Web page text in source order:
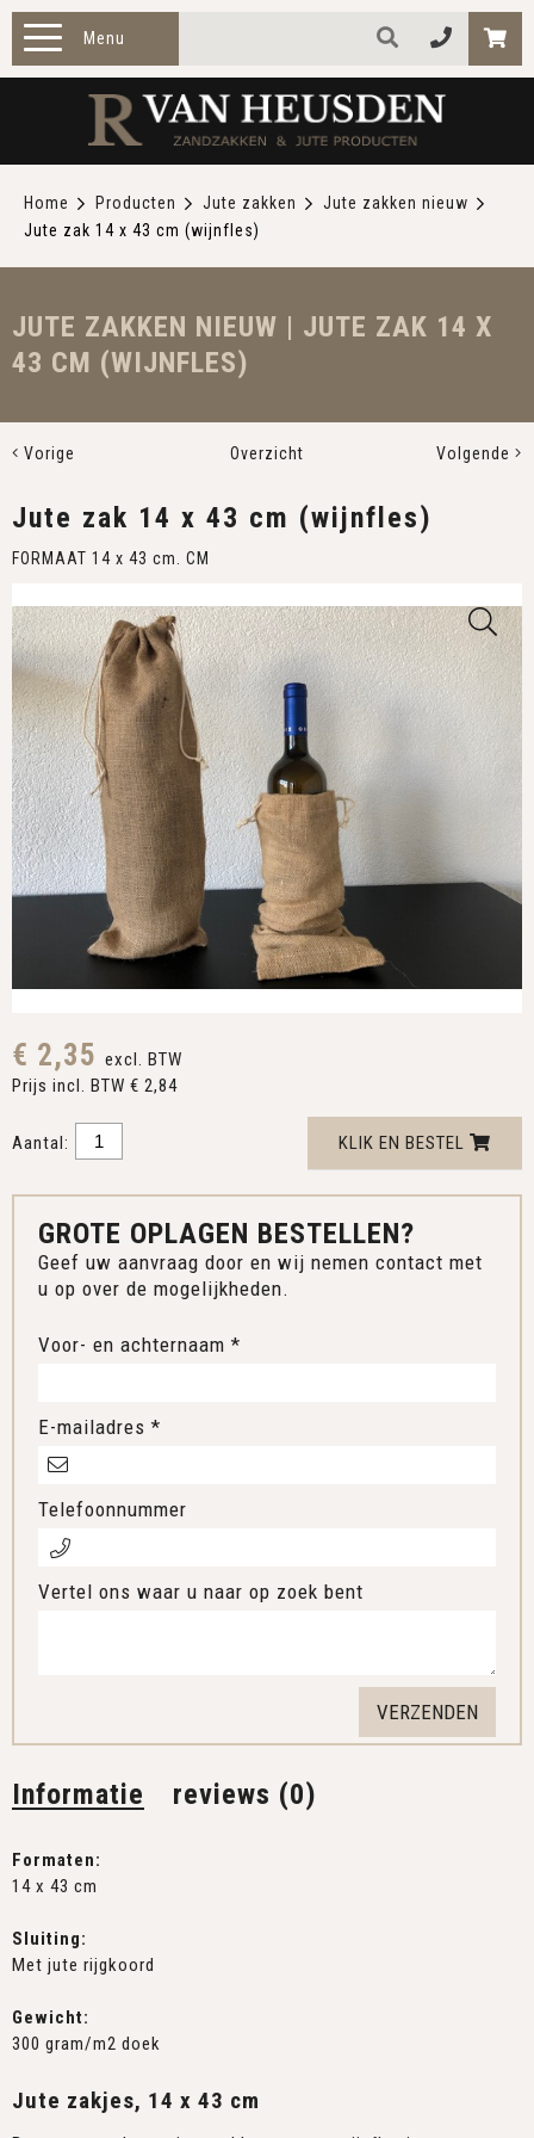
Menu
ZAKELIJK
OVER ONS
Home Producten Jute zakken
Jute zakken nieuw
Jute zak 14 x 43 cm (wijnfles)
JUTE ZAKKEN NIEUW | JUTE ZAK 14 X
43 CM (WIJNFLES)
Vorige Overzicht Volgende
Informatie reviews (0)
Formaten:
14 x 43 cm
Sluiting:
Met jute rijgkoord
Gewicht:
300 gram/m2 doek
Jute zakjes, 14 x 43 cm
Jute zak 14 x 43 cm (wijnfles)
FORMAAT 14 x 43 cm. CM
€ 2,35 excl. BTW
Prijs incl. BTW € 2,84
Aantal: KLIK EN BESTEL
GROTE OPLAGEN BESTELLEN?
Geef uw aanvraag door en wij nemen contact met
u op over de mogelijkheden.
Voor- en achternaam *
E-mailadres *
Telefoonnummer
Vertel ons waar u naar op zoek bent